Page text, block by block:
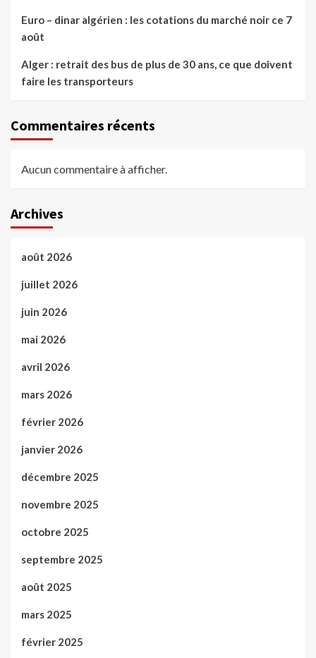
Euro – dinar algérien : les cotations du marché noir ce 7
août
Alger : retrait des bus de plus de 30 ans, ce que doivent
faire les transporteurs
Commentaires récents
Aucun commentaire à afficher.
Archives
août 2026
juillet 2026
juin 2026
mai 2026
avril 2026
mars 2026
février 2026
janvier 2026
décembre 2025
novembre 2025
octobre 2025
septembre 2025
août 2025
mars 2025
février 2025